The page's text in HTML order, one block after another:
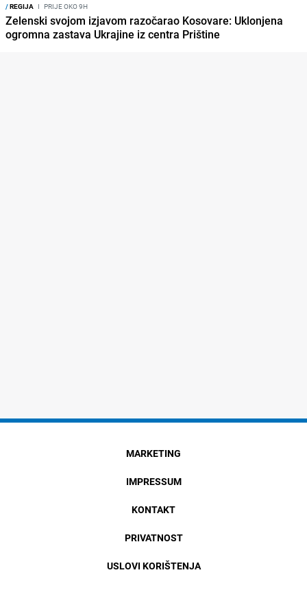
/REGIJA I PRIJE OKO 9H
Zelenski svojom izjavom razočarao Kosovare: Uklonjena
ogromna zastava Ukrajine iz centra Prištine
MARKETING
IMPRESSUM
KONTAKT
PRIVATNOST
USLOVI KORIŠTENJA